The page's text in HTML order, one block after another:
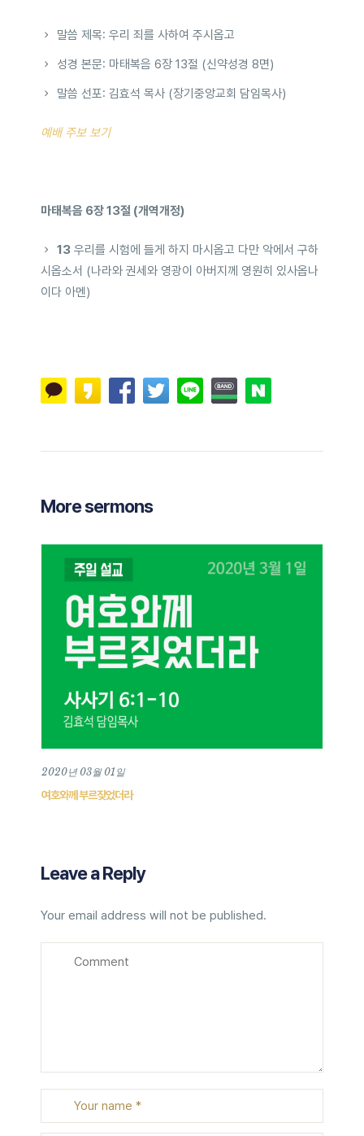
말씀 제목: 우리 죄를 사하여 주시옵고
성경 본문: 마태복음 6장 13절 (신약성경 8면)
말씀 선포: 김효석 목사 (장기중앙교회 담임목사)
예배 주보 보기
마태복음 6장 13절 (개역개정)
13우리를 시험에 들게 하지 마시옵고 다만 악에서 구하
시옵소서 (나라와 권세와 영광이 아버지께 영원히 있사옵나
이다 아멘)
More sermons
2020년 03월 01일
여호와께 부르짖었더라
Leave a Reply
Your email address will not be published.